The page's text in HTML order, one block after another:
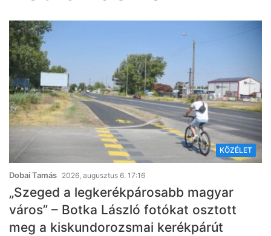
KÖZÉLET
Dobai Tamás 2026, augusztus 6. 17:16
„Szeged a legkerékpárosabb magyar
város” – Botka László fotókat osztott
meg a kiskundorozsmai kerékpárút